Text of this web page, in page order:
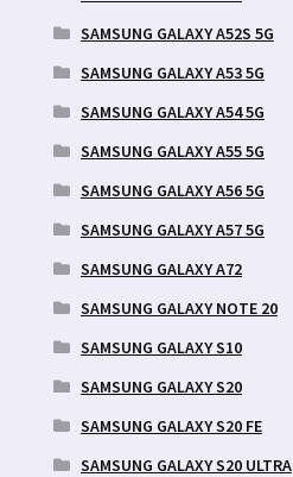
SAMSUNG GALAXY A52S 5G
SAMSUNG GALAXY A53 5G
SAMSUNG GALAXY A54 5G
SAMSUNG GALAXY A55 5G
SAMSUNG GALAXY A56 5G
SAMSUNG GALAXY A57 5G
SAMSUNG GALAXY A72
SAMSUNG GALAXY NOTE 20
SAMSUNG GALAXY S10
SAMSUNG GALAXY S20
SAMSUNG GALAXY S20 FE
SAMSUNG GALAXY S20 ULTRA